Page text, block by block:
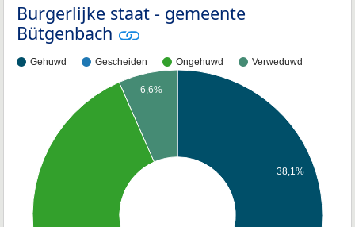
Burgerlijke staat - gemeente
Bütgenbach
Gehuwd Gescheiden Ongehuwd Verweduwd
38,1%
6,6%